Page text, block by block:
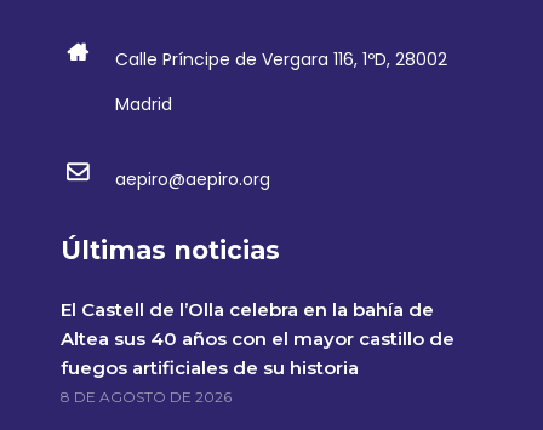
Calle Príncipe de Vergara 116, 1ºD, 28002
Madrid
aepiro@aepiro.org
Últimas noticias
El Castell de l’Olla celebra en la bahía de
Altea sus 40 años con el mayor castillo de
fuegos artificiales de su historia
8 DE AGOSTO DE 2026